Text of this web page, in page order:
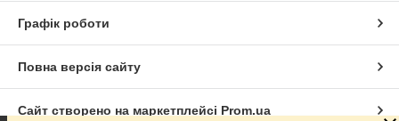
Графік роботи
Повна версія сайту
Сайт створено на маркетплейсі Prom.ua